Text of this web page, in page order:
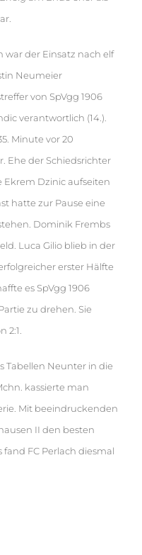
war der Einsatz nach elf
Neumeier
von SpVgg 1906
verantwortlich (14.).
Minute vor 20
Ehe der Schiedsrichter
Ekrem Dzinic aufseiten
hatte zur Pause eine
Dominik Frembs
Luca Gilio blieb in der
erster Hälfte
es SpVgg 1906
zu drehen. Sie
2:1.
Tabellen Neunter in die
kassierte man
Mit beeindruckenden
II den besten
fand FC Perlach diesmal